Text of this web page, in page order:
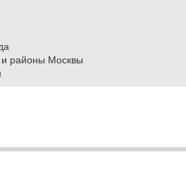
и районы Москвы